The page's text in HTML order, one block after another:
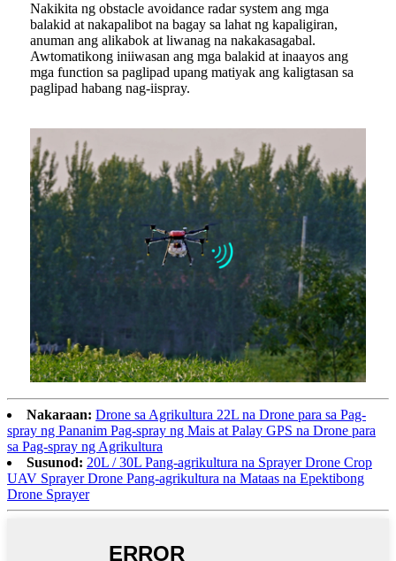
Nakikita ng obstacle avoidance radar system ang mga
balakid at nakapalibot na bagay sa lahat ng kapaligiran,
anuman ang alikabok at liwanag na nakakasagabal.
Awtomatikong iniiwasan ang mga balakid at inaayos ang
mga function sa paglipad upang matiyak ang kaligtasan sa
paglipad habang nag-iispray.
Nakaraan: Drone sa Agrikultura 22L na Drone para sa Pag-
spray ng Pananim Pag-spray ng Mais at Palay GPS na Drone para
sa Pag-spray ng Agrikultura
Susunod: 20L / 30L Pang-agrikultura na Sprayer Drone Crop
UAV Sprayer Drone Pang-agrikultura na Mataas na Epektibong
Drone Sprayer